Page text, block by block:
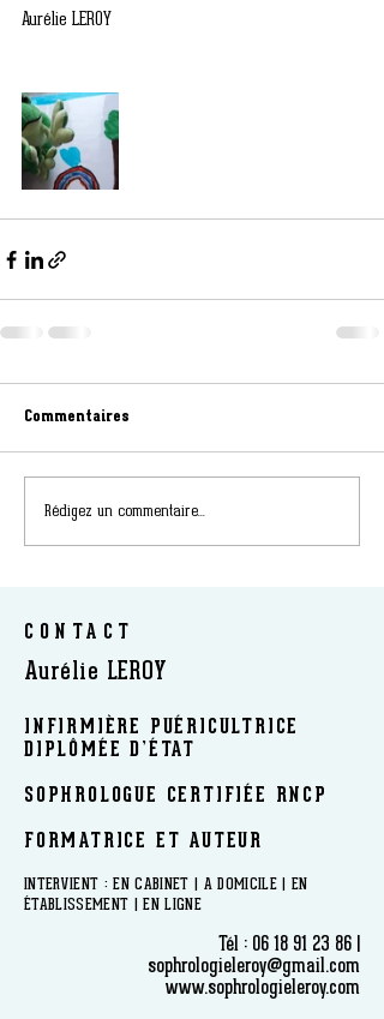
Aurélie LEROY
Commentaires
Rédigez un commentaire...
CONTACT
Aurélie LEROY
INFIRMIÈRE PUÉRICULTRICE
DIPLÔMÉE D’ÉTAT
SOPHROLOGUE CERTIFIÉE RNCP
FORMATRICE ET AUTEUR
​INTERVIENT : EN CABINET | A DOMICILE | EN
ÉTABLISSEMENT | EN LIGNE
Tél : 06 18 91 23 86
sophrologieleroy@gmail.com
www.sophrologieleroy.com